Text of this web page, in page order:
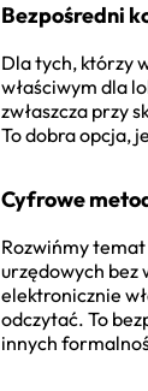
Bezpośredni
Dla tych, którzy
właściwym dla
zwłaszcza przy
To dobra opcja,
Cyfrowe
Rozwińmy
urzędowych bez
elektronicznie
odczytać. To
innych